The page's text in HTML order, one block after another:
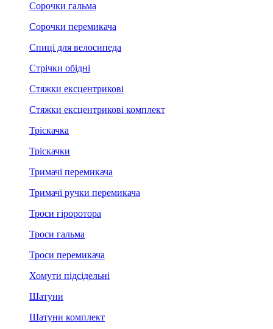
Сорочки гальма
Сорочки перемикача
Спиці для велосипеда
Стрічки обідні
Стяжки ексцентрикові
Стяжки ексцентрикові комплект
Тріскачка
Тріскачки
Тримачі перемикача
Тримачі ручки перемикача
Троси гіроротора
Троси гальма
Троси перемикача
Хомути підсідельні
Шатуни
Шатуни комплект